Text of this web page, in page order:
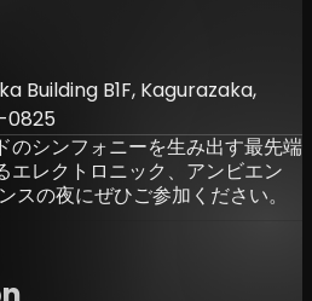
Building B1F, Kagurazaka,
0825
のシンフォニーを生み出す最先端
エレクトロニック、アンビエン
スの夜にぜひご参加ください。